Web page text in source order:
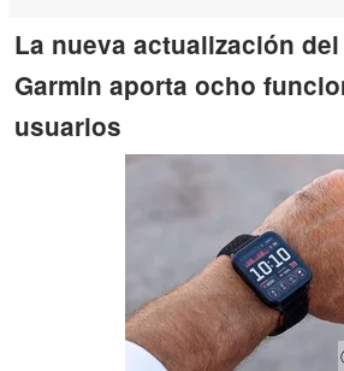
La nueva actualización
Garmin aporta ocho
usuarios